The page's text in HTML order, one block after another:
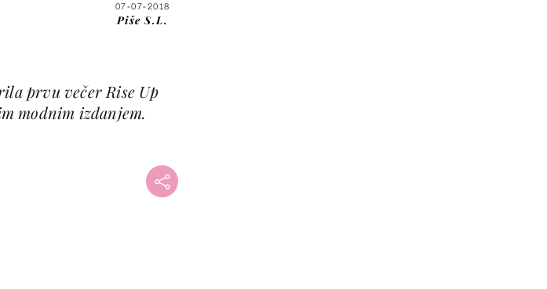
07-07-2018
Piše S.L.
prvu večer Rise Up
modnim izdanjem.